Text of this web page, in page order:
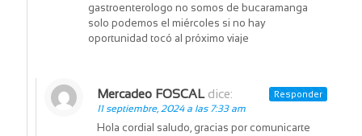
gastroenterologo no somos de bucaramanga
solo podemos el miércoles si no hay
oportunidad tocó al próximo viaje
Mercadeo FOSCAL dice:
11 septiembre, 2024 a las 7:33 am
Hola cordial saludo, gracias por comunicarte
Responder